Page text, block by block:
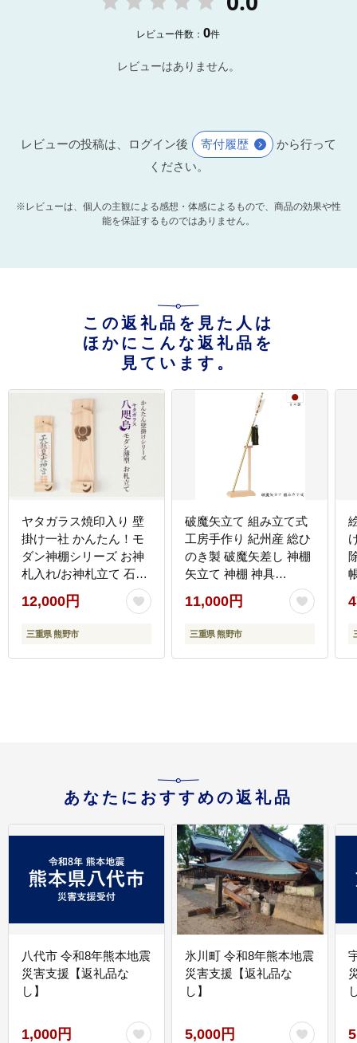
レビュー件数：0件
レビューはありません。
レビューの投稿は、ログイン後 寄付履歴
から行って
ください。
※レビューは、個人の主観による感想・体感によるもので、商品の効果や性
能を保証するものではありません。
この返礼品を見た人は
ほかにこんな返礼品を
見ています。
ヤタガラス焼印入り 壁
掛け一社 かんたん！モ
ダン神棚シリーズ お神
札入れ/お神札立て 石膏
ボード壁に簡単取付け&
簡単設置できます！紀
州産 総ひのき製
12,000円
三重県 熊野市
破魔矢立て 組み立て式
工房手作り 紀州産 総ひ
のき製 破魔矢差し 神棚
矢立て 神棚 神具
【ymku0027】
11,000円
三重県 熊野市
あなたにおすすめの返礼品
八代市 令和8年熊本地震
災害支援【返礼品な
し】
1,000円
氷川町 令和8年熊本地震
災害支援【返礼品な
し】
5,000円